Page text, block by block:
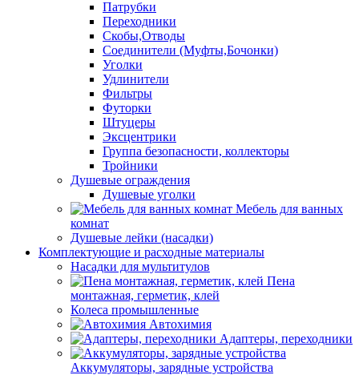
Патрубки
Переходники
Скобы,Отводы
Соединители (Муфты,Бочонки)
Уголки
Удлинители
Фильтры
Футорки
Штуцеры
Эксцентрики
Группа безопасности, коллекторы
Тройники
Душевые ограждения
Душевые уголки
Мебель для ванных
комнат
Душевые лейки (насадки)
Комплектующие и расходные материалы
Насадки для мультитулов
Пена
монтажная, герметик, клей
Колеса промышленные
Автохимия
Адаптеры, переходники
Аккумуляторы, зарядные устройства